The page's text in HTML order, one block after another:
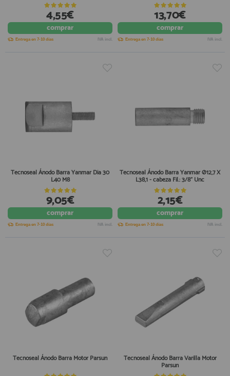
4,55€
comprar
Entrega en 7-10 días IVA incl.
13,70€
comprar
Entrega en 7-10 días IVA incl.
Tecnoseal Ánodo Barra Yanmar Dia 30
L40 M8
9,05€
comprar
Entrega en 7-10 días IVA incl.
Tecnoseal Ánodo Barra Yanmar Ø12,7 X
L38,1 - cabeza Fil.: 3/8" Unc
2,15€
comprar
Entrega en 7-10 días IVA incl.
Tecnoseal Ánodo Barra Motor Parsun Tecnoseal Ánodo Barra Varilla Motor
Parsun